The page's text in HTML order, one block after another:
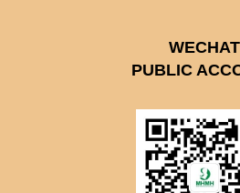
WECHAT
PUBLIC